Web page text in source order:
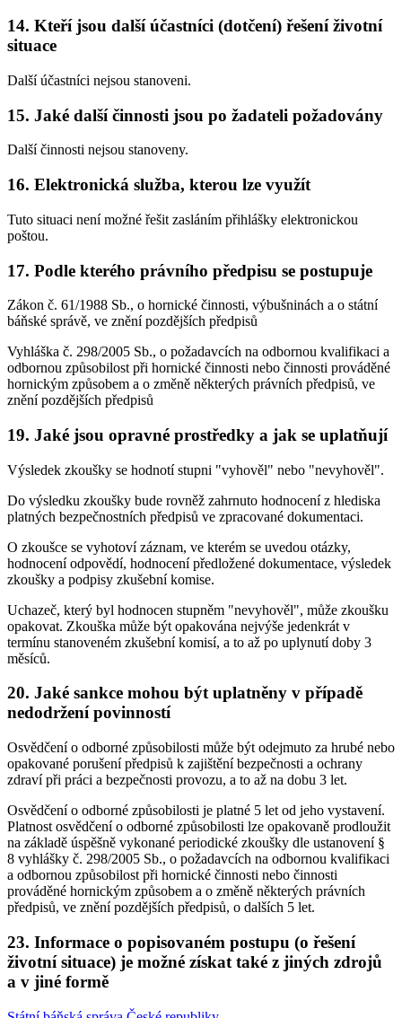
14. Kteří jsou další účastníci (dotčení) řešení životní
situace
Další účastníci nejsou stanoveni.
15. Jaké další činnosti jsou po žadateli požadovány
Další činnosti nejsou stanoveny.
16. Elektronická služba, kterou lze využít
Tuto situaci není možné řešit zasláním přihlášky elektronickou
poštou.
17. Podle kterého právního předpisu se postupuje
Zákon č. 61/1988 Sb., o hornické činnosti, výbušninách a o státní
báňské správě, ve znění pozdějších předpisů
Vyhláška č. 298/2005 Sb., o požadavcích na odbornou kvalifikaci a
odbornou způsobilost při hornické činnosti nebo činnosti prováděné
hornickým způsobem a o změně některých právních předpisů, ve
znění pozdějších předpisů
19. Jaké jsou opravné prostředky a jak se uplatňují
Výsledek zkoušky se hodnotí stupni "vyhověl" nebo "nevyhověl".
Do výsledku zkoušky bude rovněž zahrnuto hodnocení z hlediska
platných bezpečnostních předpisů ve zpracované dokumentaci.
O zkoušce se vyhotoví záznam, ve kterém se uvedou otázky,
hodnocení odpovědí, hodnocení předložené dokumentace, výsledek
zkoušky a podpisy zkušební komise.
Uchazeč, který byl hodnocen stupněm "nevyhověl", může zkoušku
opakovat. Zkouška může být opakována nejvýše jedenkrát v
termínu stanoveném zkušební komisí, a to až po uplynutí doby 3
měsíců.
20. Jaké sankce mohou být uplatněny v případě
nedodržení povinností
Osvědčení o odborné způsobilosti může být odejmuto za hrubé nebo
opakované porušení předpisů k zajištění bezpečnosti a ochrany
zdraví při práci a bezpečnosti provozu, a to až na dobu 3 let.
Osvědčení o odborné způsobilosti je platné 5 let od jeho vystavení.
Platnost osvědčení o odborné způsobilosti lze opakovaně prodloužit
na základě úspěšně vykonané periodické zkoušky dle ustanovení §
8 vyhlášky č. 298/2005 Sb., o požadavcích na odbornou kvalifikaci
a odbornou způsobilost při hornické činnosti nebo činnosti
prováděné hornickým způsobem a o změně některých právních
předpisů, ve znění pozdějších předpisů, o dalších 5 let.
23. Informace o popisovaném postupu (o řešení
životní situace) je možné získat také z jiných zdrojů
a v jiné formě